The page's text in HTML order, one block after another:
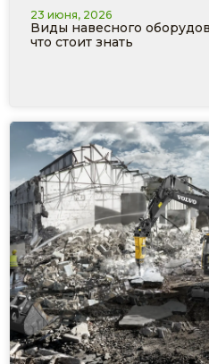
23 июня, 2026
Виды навесного
что стоит знать